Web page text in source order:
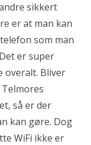
sikkert
er at man kan
som man
er super
overalt. Bliver
så er der
kan gøre. Dog
WiFi ikke er